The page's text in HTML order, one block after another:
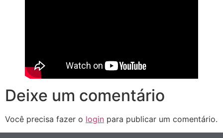
Deixe um comentário
Você precisa fazer o login para publicar um comentário.